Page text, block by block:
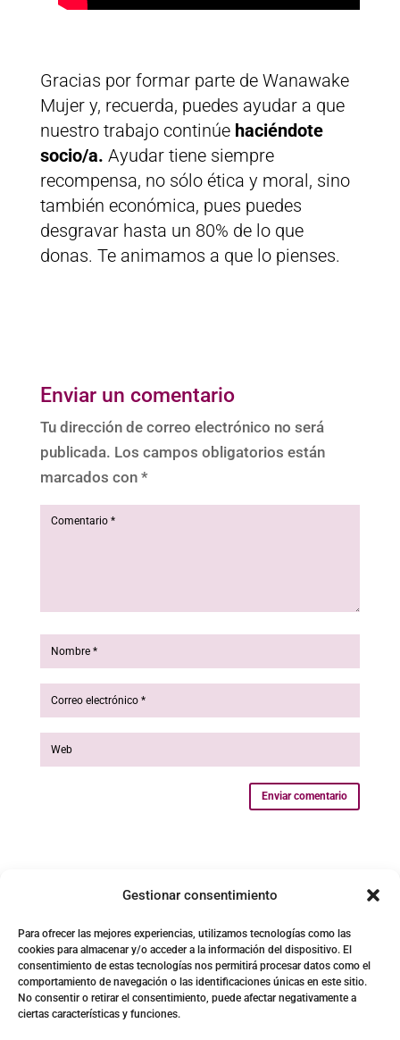
Gestionar consentimiento
Para ofrecer las mejores experiencias, utilizamos tecnologías como las
cookies para almacenar y/o acceder a la información del dispositivo. El
consentimiento de estas tecnologías nos permitirá procesar datos como el
comportamiento de navegación o las identificaciones únicas en este sitio.
No consentir o retirar el consentimiento, puede afectar negativamente a
ciertas características y funciones.
Gracias por formar parte de Wanawake
Mujer y, recuerda, puedes ayudar a que
nuestro trabajo continúe haciéndote
socio/a. Ayudar tiene siempre
recompensa, no sólo ética y moral, sino
también económica, pues puedes
desgravar hasta un 80% de lo que
donas. Te animamos a que lo pienses.
Enviar un comentario
Tu dirección de correo electrónico no será
publicada. Los campos obligatorios están
marcados con *
Enviar comentario